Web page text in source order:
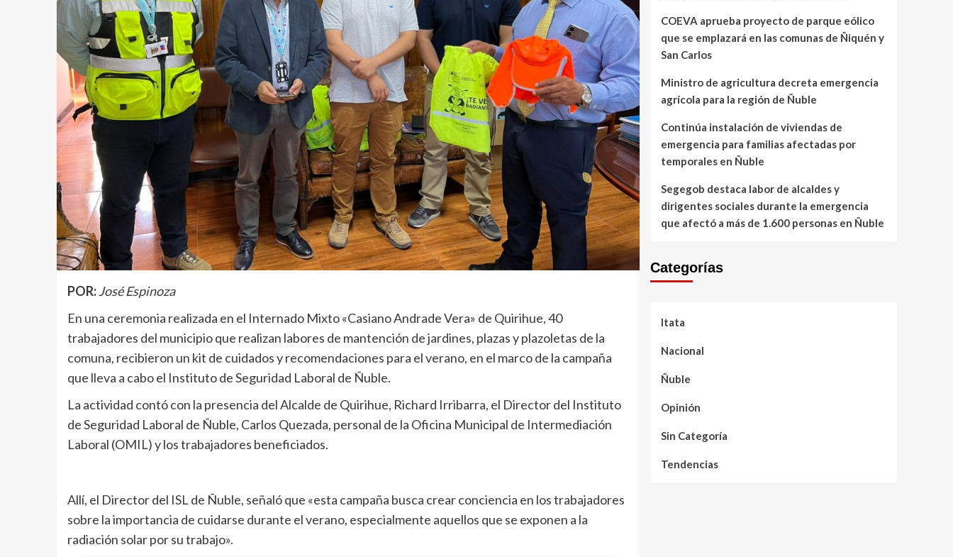
POR:José Espinoza
En una ceremonia realizada en el Internado Mixto «Casiano Andrade Vera» de Quirihue, 40
trabajadores del municipio que realizan labores de mantención de jardines, plazas y plazoletas de la
comuna, recibieron un kit de cuidados y recomendaciones para el verano, en el marco de la campaña
que lleva a cabo el Instituto de Seguridad Laboral de Ñuble.
La actividad contó con la presencia del Alcalde de Quirihue, Richard Irribarra, el Director del Instituto
de Seguridad Laboral de Ñuble, Carlos Quezada, personal de la Oficina Municipal de Intermediación
Laboral (OMIL) y los trabajadores beneficiados.
Allí, el Director del ISL de Ñuble, señaló que «esta campaña busca crear conciencia en los trabajadores
sobre la importancia de cuidarse durante el verano, especialmente aquellos que se exponen a la
radiación solar por su trabajo».
COEVA aprueba proyecto de parque eólico
que se emplazará en las comunas de Ñiquén y
San Carlos
Ministro de agricultura decreta emergencia
agrícola para la región de Ñuble
Continúa instalación de viviendas de
emergencia para familias afectadas por
temporales en Ñuble
Segegob destaca labor de alcaldes y
dirigentes sociales durante la emergencia
que afectó a más de 1.600 personas en Ñuble
Categorías
Itata
Nacional
Ñuble
Opinión
Sin Categoría
Tendencias